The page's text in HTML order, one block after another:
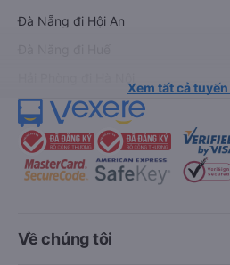
Đà Nẵng đi Hội An
Xem tất cả
Về chúng tôi